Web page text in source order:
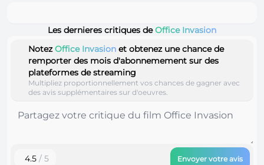
Les dernieres critiques deOffice Invasion
NotezOffice Invasion et obtenez une chance de
remporter des mois d'abonnemement sur des
plateformes de streaming
Multipliez proportionnellement vos chances de gagner avec
des avis supplémentaires sur d'oeuvres.
4.5 / 5 Envoyer votre avis